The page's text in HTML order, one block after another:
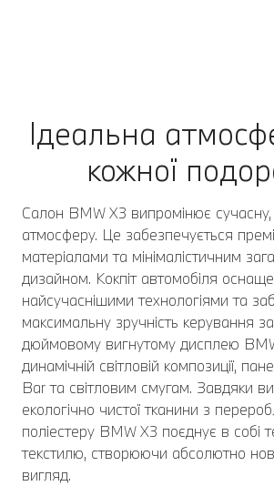
Ідеальна
кожної
Салон BMW X3 випромінює
атмосферу. Це забезпечується
матеріалами та мінімалістичним
дизайном. Кокпіт автомобіля
найсучаснішими технологіями та
максимальну зручність керування
дюймовому вигнутому дисплею
динамічній світловій композиції,
Bar та світловим смугам. Завдяки
екологічно чистої тканини з
поліестеру BMW X3 поєднує в собі
текстилю, створюючи абсолютно
вигляд.